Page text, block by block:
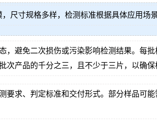
尺寸规格多样，检测标准根据具体应用场
避免二次损伤或污染影响检测结果。每
产品的千分之三，且不少于三片，以确保
求、判定标准和交付形式。部分样品可